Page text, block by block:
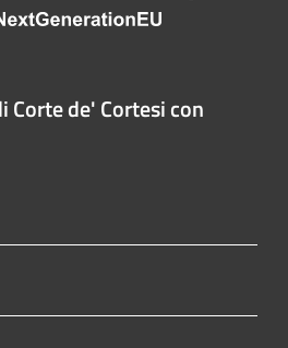
Corte de' Cortesi con